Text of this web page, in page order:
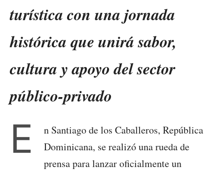
turística con una jornada
histórica que unirá sabor,
cultura y apoyo del sector
público-privado
E
n Santiago de los Caballeros, República
Dominicana, se realizó una rueda de
prensa para lanzar oficialmente un